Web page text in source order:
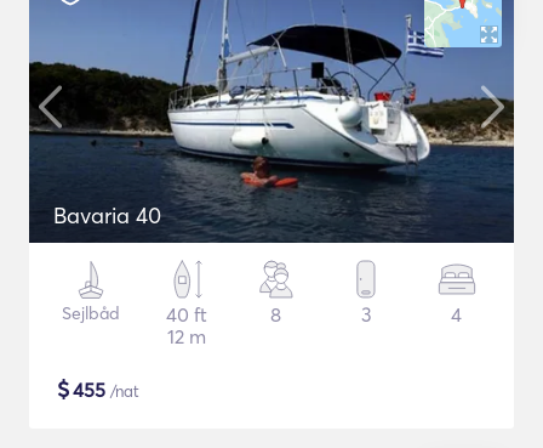
Bavaria 40
Sejlbåd
40 ft
12 m
8 3 4
$455 /nat